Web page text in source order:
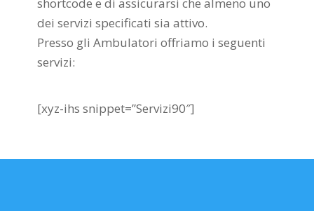
shortcode e di assicurarsi che almeno uno
dei servizi specificati sia attivo.
Presso gli Ambulatori offriamo i seguenti
servizi:
[xyz-ihs snippet=”Servizi90″]